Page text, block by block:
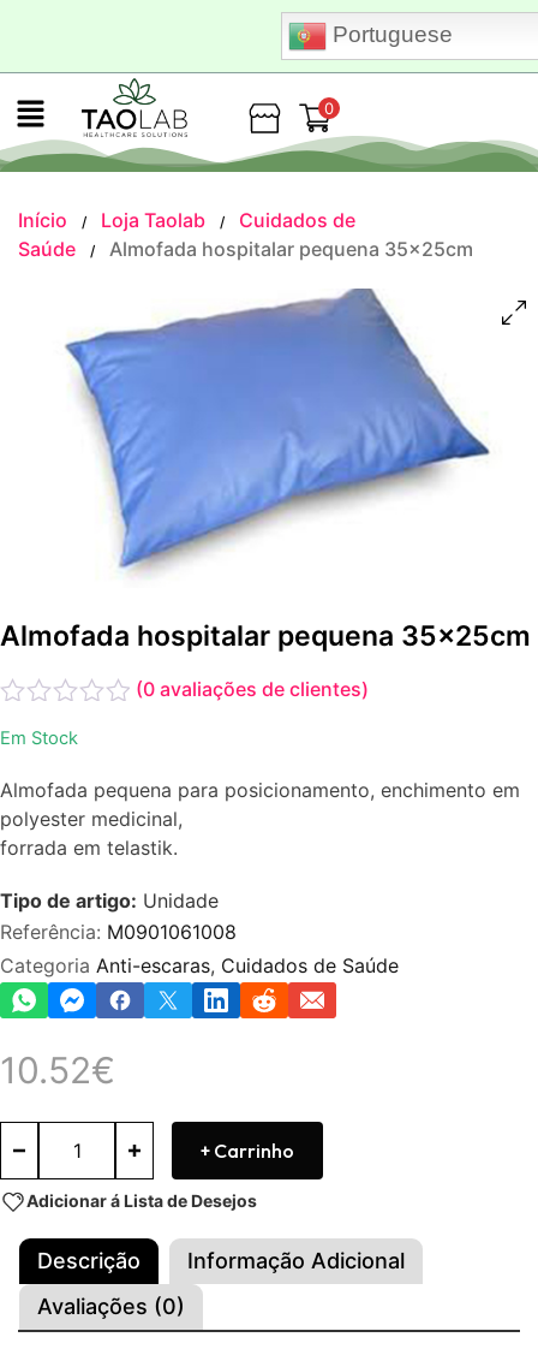
Portuguese
Loja
0
Início / Loja Taolab /
Cuidados de
Saúde
/ Almofada hospitalar pequena 35x25cm
Almofada hospitalar pequena 35x25cm
0
5
(0 avaliações de clientes)
Em Stock
Almofada pequena para posicionamento, enchimento em
polyester medicinal,
forrada em telastik.
Tipo de artigo: Unidade
Referência: M0901061008
Categoria Anti-escaras, Cuidados de Saúde
10.52€
+ Carrinho
Adicionar á Lista de Desejos
Descrição
Informação Adicional
Avaliações (0)